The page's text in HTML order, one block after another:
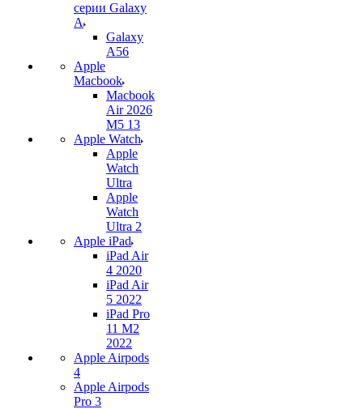
серии Galaxy
A
Galaxy
A56
Apple
Macbook
Macbook
Air 2026
M5 13
Apple Watch
Apple
Watch
Ultra
Apple
Watch
Ultra 2
Apple iPad
iPad Air
4 2020
iPad Air
5 2022
iPad Pro
11 M2
2022
Apple Airpods
4
Apple Airpods
Pro 3